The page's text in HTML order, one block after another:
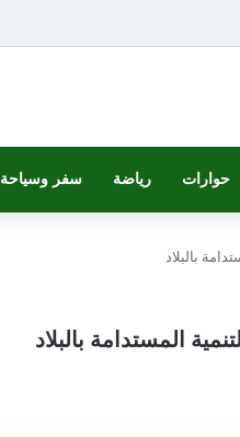
حوارات رياضة سفر وسياحة
بالبلاد
المستدامة بالبلاد